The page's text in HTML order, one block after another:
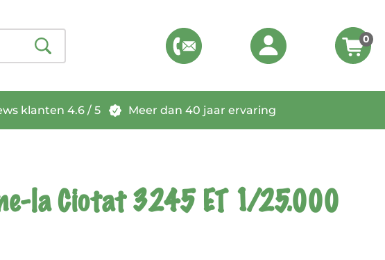
0
klanten 4.6 / 5 Meer dan 40 jaar ervaring
la Ciotat 3245 ET 1/25.000